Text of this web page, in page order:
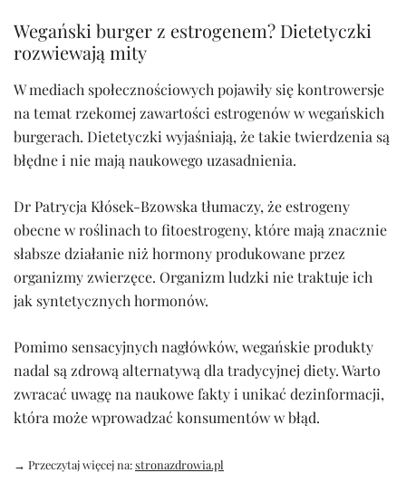
Wegański burger z estrogenem? Dietetyczki
rozwiewają mity
W mediach społecznościowych pojawiły się kontrowersje
na temat rzekomej zawartości estrogenów w wegańskich
burgerach. Dietetyczki wyjaśniają, że takie twierdzenia są
błędne i nie mają naukowego uzasadnienia.
Dr Patrycja Kłósek-Bzowska tłumaczy, że estrogeny
obecne w roślinach to fitoestrogeny, które mają znacznie
słabsze działanie niż hormony produkowane przez
organizmy zwierzęce. Organizm ludzki nie traktuje ich
jak syntetycznych hormonów.
Pomimo sensacyjnych nagłówków, wegańskie produkty
nadal są zdrową alternatywą dla tradycyjnej diety. Warto
zwracać uwagę na naukowe fakty i unikać dezinformacji,
która może wprowadzać konsumentów w błąd.
→ Przeczytaj więcej na:stronazdrowia.pl